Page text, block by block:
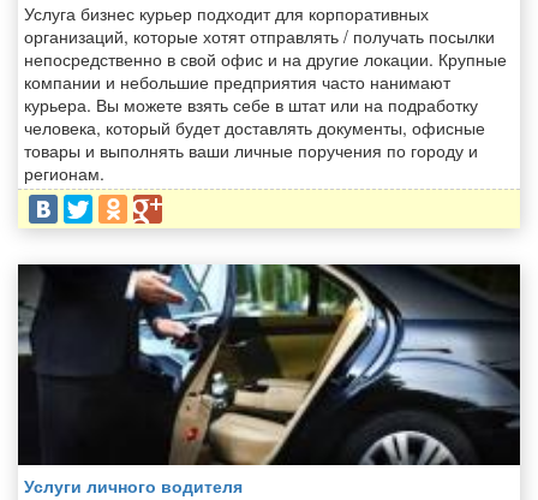
Услуга бизнес курьер подходит для корпоративных
организаций, которые хотят отправлять / получать посылки
непосредственно в свой офис и на другие локации. Крупные
компании и небольшие предприятия часто нанимают
курьера. Вы можете взять себе в штат или на подработку
человека, который будет доставлять документы, офисные
товары и выполнять ваши личные поручения по городу и
регионам.
Услуги личного водителя